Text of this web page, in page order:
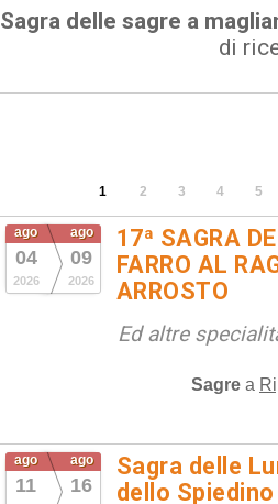
Sagra delle sagre a
di
1 2 3 4 5
ago
04
2026
ago
09
2026
17ª SAGRA
FARRO AL
ARROSTO
Ed altre
Sagre a
ago
11
ago
16
Sagra delle
dello Spiedino